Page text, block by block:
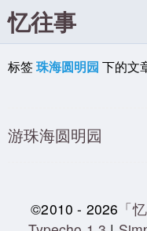
忆往事
标签珠海圆明园 下的文
游珠海圆明园
©2010 - 2026 「